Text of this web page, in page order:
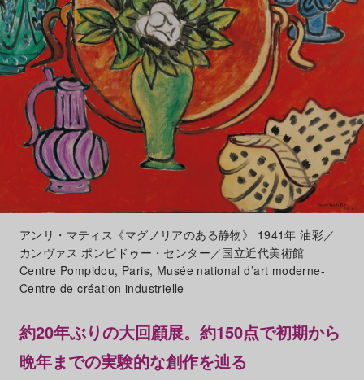
アンリ・マティス《マグノリアのある静物》 1941年 油彩／
カンヴァス ポンピドゥー・センター／国立近代美術館
Centre Pompidou, Paris, Musée national d’art moderne-
Centre de création industrielle
約20年ぶりの大回顧展。約150点で初期から
晩年までの実験的な創作を辿る